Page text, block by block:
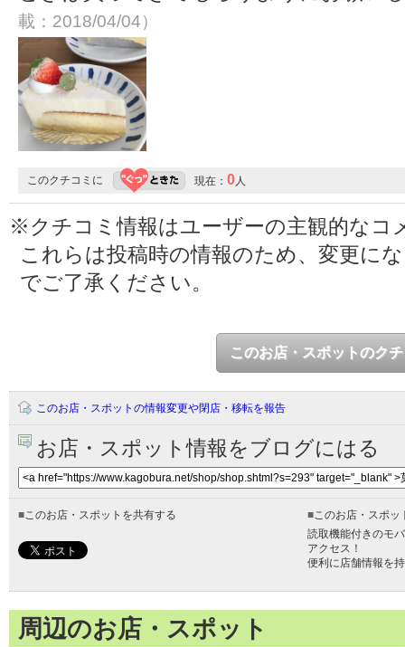
載：2018/04/04）
このクチコミに 現在： 0人
※クチコミ情報はユーザーの主観的なコ
これらは投稿時の情報のため、変更に
でご了承ください。
このお店・スポットのク
このお店・スポットの情報変更や閉店・移転を報告
お店・スポット情報をブログにはる
■このお店・スポットを共有する ■このお店・スポッ
読取機能付きのモ
アクセス！
便利に店舗情報を
周辺のお店・スポット